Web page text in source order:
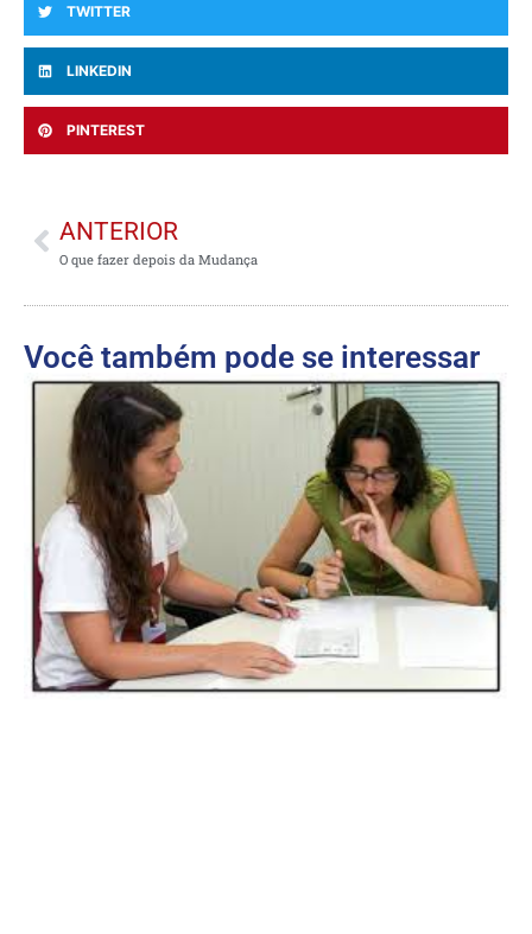
TWITTER
LINKEDIN
PINTEREST
ANTERIOR
O que fazer depois da Mudança
Você também pode se interessar